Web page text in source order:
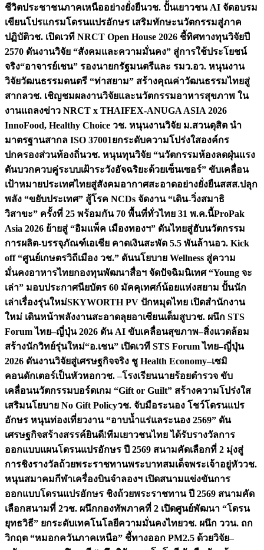
ชีวิตประชาชนภาคเหนืออย่างยั่งยืนวช. ปั้นเยาวชน AI จัดอบรม
เขียนโปรแกรมโดรนแปรอักษร เสริมทักษะนวัตกรรมสู่ภาค
ปฏิบัติวช. เปิดเวที NRCT Open House 2026 ชี้ทิศทางทุนวิจัยปี
2570 ดันงานวิจัย “สังคมและความมั่นคง” สู่การใช้ประโยชน์
จริง“อาจารย์เชน” รองนายกรัฐมนตรีและ รมว.อว. หนุนงาน
วิจัยวัฒนธรรมดนตรี “ท่าสยาม” สร้างคุณค่าวัฒนธรรมไทยสู่
สากลวช. เชิญชมผลงานวิจัยและนวัตกรรมอาหารสุขภาพ ใน
งานแถลงข่าว NRCT x THAIFEX-ANUGA ASIA 2026
InnoFood, Healthy Choice วช. หนุนงานวิจัย ม.สวนดุสิต นำ
มาตรฐานสากล ISO 37001ยกระดับความโปร่งใสองค์กร
ปกครองส่วนท้องถิ่นวช. หนุนทุนวิจัย “นวัตกรรมห้องลดฝุ่นแรง
ดันบวกควบคู่ระบบเฝ้าระวังอัจฉริยะด้วยเซ็นเซอร์” ขับเคลื่อน
เป้าหมายประเทศไทยสู่สังคมอากาศสะอาดอย่างยั่งยืนสสส.ปลุก
พลัง “ขยับประเทศ” สู้โรค NCDs จัดงาน “เดิน-วิ่งสมาธิ
วิสาขะ” ครั้งที่ 25 พร้อมกัน 70 พื้นที่ทั่วไทย 31 พ.ค.นี้ProPak
Asia 2026 ย้ายสู่ “อิมแพ็ค เมืองทองฯ” ดันไทยสู่ฮับนวัตกรรม
การผลิต-บรรจุภัณฑ์เอเชีย คาดเงินสะพัด 5.5 พันล้านอว. Kick
off “ศูนย์เกษตรวิถีเมือง วช.” ดันนโยบาย Wellness สู่ความ
มั่นคงอาหารไทยกองทุนพัฒนาสื่อฯ จัดปัจฉิมนิเทศ “Young จะ
เล่า” มอบประกาศนียบัตร 60 มัคคุเทศก์น้อยแห่งสยาม ปั้นนัก
เล่าเรื่องรุ่นใหม่SKYWORTH PV ปักหมุดไทย เปิดสำนักงาน
ใหม่ เดินหน้าพลังงานสะอาดลุยอาเซียนเต็มสูบวช. ผนึก STS
Forum ไทย–ญี่ปุ่น 2026 ดัน AI ขับเคลื่อนสุขภาพ–สิ่งแวดล้อม
สร้างนักวิทย์รุ่นใหม่“อ.เชน” เปิดเวที STS Forum ไทย–ญี่ปุ่น
2026 ดันงานวิจัยสู่เศรษฐกิจจริง ชู Health Economy–เซมิ
คอนดักเตอร์เป็นหัวหอกวช. –โรงเรียนนายร้อยตำรวจ ขับ
เคลื่อนนวัตกรรมบอร์ดเกม “Gift or Guilt” สร้างความโปร่งใส
เสริมนโยบาย No Gift Policyวช. จับมือระนอง โชว์โดรนแปร
อักษร หนุนท่องเที่ยวงาน “อาบน้ำแร่แลระนอง 2569” ดัน
เศรษฐกิจสร้างสรรค์ยินดี!ทีมเยาวชนไทย ได้รับรางวัลการ
ออกแบบแผนโดรนแปรอักษร ปี 2569 สนามคัดเลือกที่ 2 มุ่งสู่
การชิงรางวัลถ้วยพระราชทานพระบาทสมเด็จพระเจ้าอยู่หัววช.
หนุนสมาคมกีฬาเครื่องบินจำลองฯ เปิดสนามแข่งขันการ
ออกแบบโดรนแปรอักษร ชิงถ้วยพระราชทาน ปี 2569 สนามคัด
เลือกสนามที่ 2วช. ผนึกกองทัพภาคที่ 2 เปิดศูนย์พัฒนา “โดรน
ยุทธวิธี” ยกระดับเทคโนโลยีความมั่นคงไทยวช. ผนึก ววน. ถก
วิกฤต “หมอกควันภาคเหนือ” ชี้ทางออก PM2.5 ด้วยวิจัย–